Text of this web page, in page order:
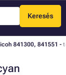
Keresés
Menü
841300, 841551 -